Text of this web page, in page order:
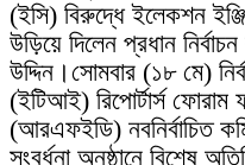
(ইসি) বিরুদ্ধে ইলেকশন
উড়িয়ে দিলেন প্রধান
উদ্দিন।সোমবার (১৮ মে)
(ইটিআই) রিপোর্টার্স
(আরএফইডি) নবনির্বাচিত
সংবর্ধনা অনুষ্ঠানে বিশেষ